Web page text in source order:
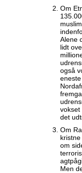
Om
Alene
lidt
også
vokset
det
Om
om
Men